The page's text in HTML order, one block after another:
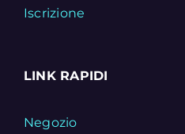
Iscrizione
LINK RAPIDI
Negozio